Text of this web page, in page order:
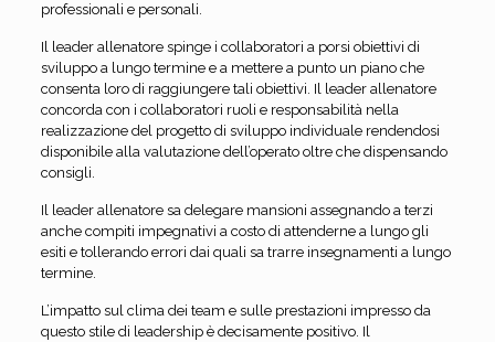
professionali e personali.
Il leader allenatore spinge i collaboratori a porsi obiettivi di
sviluppo a lungo termine e a mettere a punto un piano che
consenta loro di raggiungere tali obiettivi. Il leader allenatore
concorda con i collaboratori ruoli e responsabilità nella
realizzazione del progetto di sviluppo individuale rendendosi
disponibile alla valutazione dell’operato oltre che dispensando
consigli.
Il leader allenatore sa delegare mansioni assegnando a terzi
anche compiti impegnativi a costo di attenderne a lungo gli
esiti e tollerando errori dai quali sa trarre insegnamenti a lungo
termine.
L’impatto sul clima dei team e sulle prestazioni impresso da
questo stile di leadership è decisamente positivo. Il